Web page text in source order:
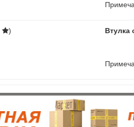
) Втулка